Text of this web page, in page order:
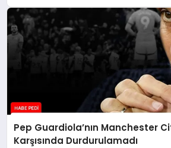
Pep Guardiola’nın Manchester
Karşısında Durdurulamadı